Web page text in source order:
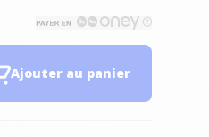
Ajouter au panier